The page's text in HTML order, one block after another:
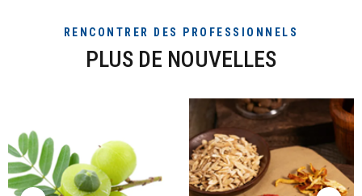
RENCONTRER DES PROFESSIONNELS
PLUS DE NOUVELLES